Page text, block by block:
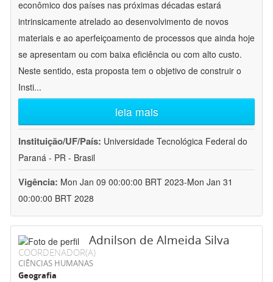
econômico dos países nas próximas décadas estará
intrinsicamente atrelado ao desenvolvimento de novos
materiais e ao aperfeiçoamento de processos que ainda hoje
se apresentam ou com baixa eficiência ou com alto custo.
Neste sentido, esta proposta tem o objetivo de construir o
Insti...
leia mais
Instituição/UF/País: Universidade Tecnológica Federal do
Paraná - PR - Brasil
Vigência: Mon Jan 09 00:00:00 BRT 2023-Mon Jan 31
00:00:00 BRT 2028
Adnilson de Almeida Silva
COORDENADOR(A)
CIÊNCIAS HUMANAS
Geografia